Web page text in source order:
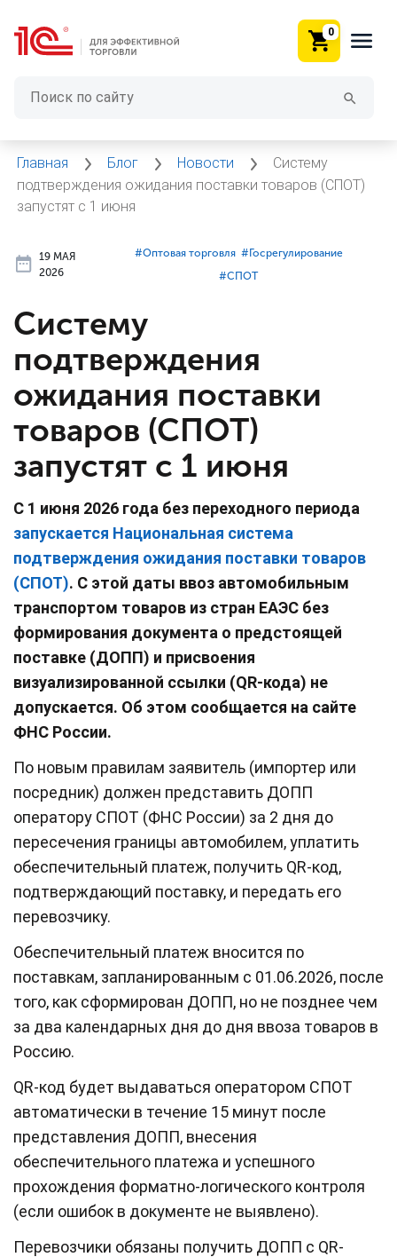
0
Главная Блог Новости
Систему
подтверждения ожидания поставки товаров (СПОТ)
запустят с 1 июня
19 МАЯ
2026
#⁣Оптовая торговля #⁣Госрегулирование
#⁣СПОТ
Систему
подтверждения
ожидания поставки
товаров (СПОТ)
запустят с 1 июня
С 1 июня 2026 года без переходного периода
запускается Национальная система
подтверждения ожидания поставки товаров
(СПОТ). С этой даты ввоз автомобильным
транспортом товаров из стран ЕАЭС без
формирования документа о предстоящей
поставке (ДОПП) и присвоения
визуализированной ссылки (QR-кода) не
допускается. Об этом сообщается на сайте
ФНС России.
По новым правилам заявитель (импортер или
посредник) должен представить ДОПП
оператору СПОТ (ФНС России) за 2 дня до
пересечения границы автомобилем, уплатить
обеспечительный платеж, получить QR-код,
подтверждающий поставку, и передать его
перевозчику.
Обеспечительный платеж вносится по
поставкам, запланированным с 01.06.2026, после
того, как сформирован ДОПП, но не позднее чем
за два календарных дня до дня ввоза товаров в
Россию.
QR-код будет выдаваться оператором СПОТ
автоматически в течение 15 минут после
представления ДОПП, внесения
обеспечительного платежа и успешного
прохождения форматно-логического контроля
(если ошибок в документе не выявлено).
Перевозчики обязаны получить ДОПП с QR-